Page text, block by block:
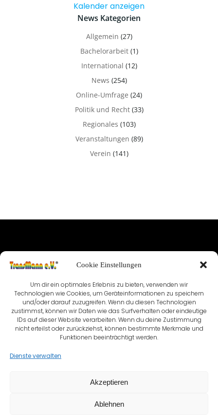
Cookie Einstellungen
Um dir ein optimales Erlebnis zu bieten, verwenden wir
Technologien wie Cookies, um Geräteinformationen zu speichern
und/oder darauf zuzugreifen. Wenn du diesen Technologien
zustimmst, können wir Daten wie das Surfverhalten oder eindeutige
IDs auf dieser Website verarbeiten. Wenn du deine Zustimmung
nicht erteilst oder zurückziehst, können bestimmte Merkmale und
Funktionen beeinträchtigt werden.
Dienste verwalten
Akzeptieren
Ablehnen
Kalender anzeigen
News Kategorien
Allgemein (27)
Bachelorarbeit(1)
International (12)
News (254)
Online-Umfrage (24)
Politik und Recht(33)
Regionales (103)
Veranstaltungen (89)
Verein (141)
IMPRESSUM
VEREINSSATZUNG KONTAKT
COOKIE-RICHTLINIE (EU)